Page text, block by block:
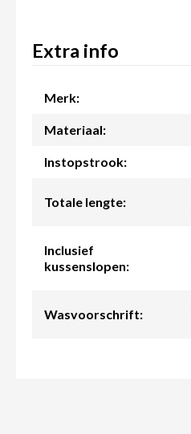
Extra info
Merk:
Materiaal:
Instopstrook:
Totale lengte:
Inclusief
kussenslopen:
Wasvoorschrift: